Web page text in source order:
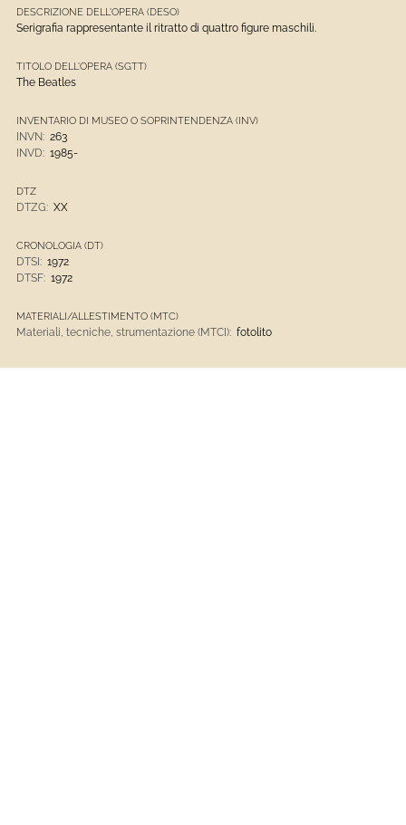
DESCRIZIONE DELL'OPERA (DESO)
Serigrafia rappresentante il ritratto di quattro figure maschili.
TITOLO DELL'OPERA (SGTT)
The Beatles
INVENTARIO DI MUSEO O SOPRINTENDENZA (INV)
INVN: 263
INVD: 1985-
DTZ
DTZG: XX
CRONOLOGIA (DT)
DTSI: 1972
DTSF: 1972
MATERIALI/ALLESTIMENTO (MTC)
Materiali, tecniche, strumentazione (MTCI): fotolito